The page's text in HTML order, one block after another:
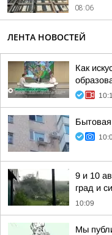
08:06
ЛЕНТА НОВОСТЕЙ
Как
9 и 10
град и
10:09
Мы